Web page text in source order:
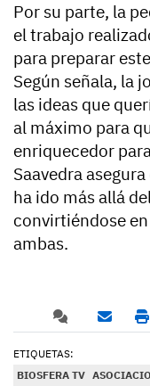
Por su parte, la
el trabajo
para preparar
Según señala, la
las ideas que
al máximo para
enriquecedor
Saavedra
ha ido más allá
convirtiéndose
ambas.
ETIQUETAS:
BIOSFERA TV